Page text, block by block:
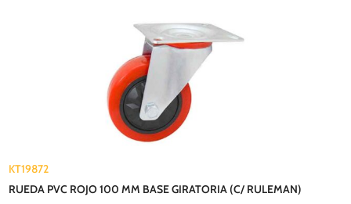
KT19872
RUEDA PVC ROJO 100 MM BASE GIRATORIA (C/ RULEMAN)